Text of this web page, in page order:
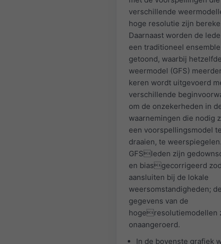
verschillende
hoge resolutie zijn
Daarnaast worden de
een traditioneel ensemble
getoond, waarbij
weermodel (GFS)
keren wordt uitgevoerd
verschillende
om de onzekerheden in
waarnemingen die nodig
een voorspellingsmodel
draaien, te
GFSleden zijn
en biasgecorrigeerd
aansluiten bij de lokale
weersomstandigheden;
gegevens van de
hogeresolutiemodellen
onaangeroerd.
In de bovenste grafiek